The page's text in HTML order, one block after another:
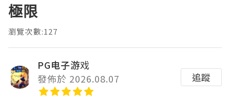
極限
瀏覽次數:127
PG电子游戏
發佈於 2026.08.07
追蹤